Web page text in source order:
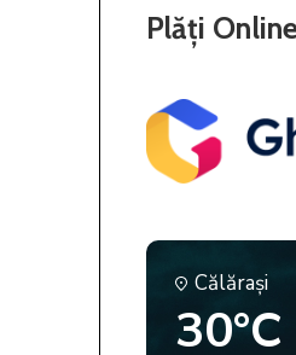
Plăți
Călăraşi
30°C